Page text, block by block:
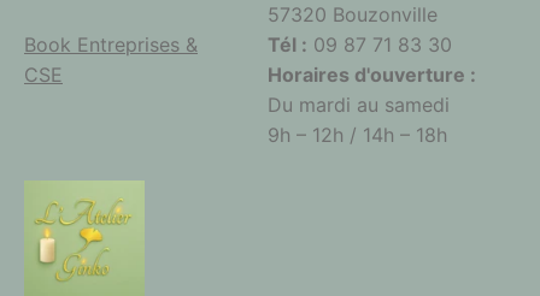
Book Entreprises &
CSE
57320 Bouzonville
Tél : 09 87 71 83 30
Horaires d'ouverture :
Du mardi au samedi
9h – 12h / 14h – 18h